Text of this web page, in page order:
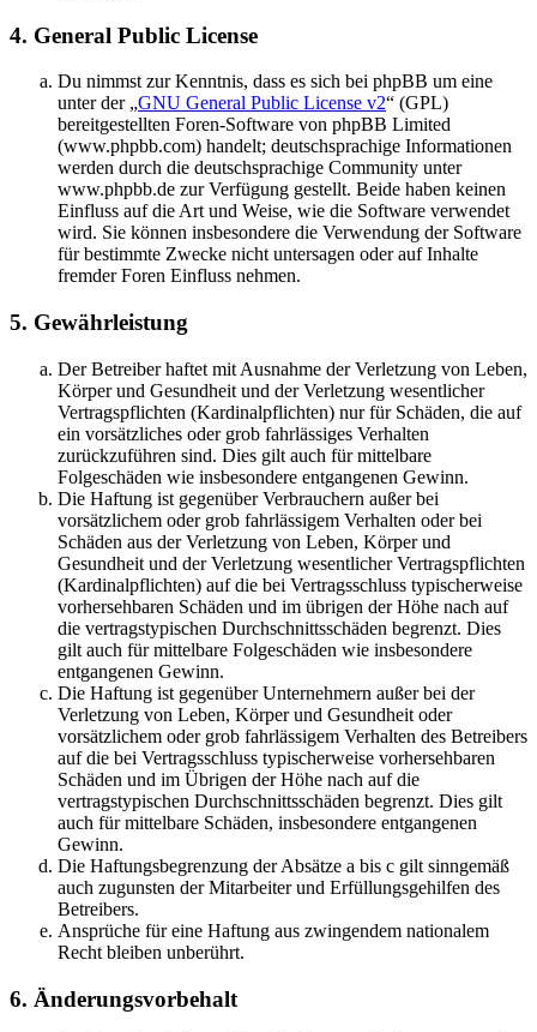
4. General Public License
Du nimmst zur Kenntnis, dass es sich bei phpBB um eine
unter der „GNU General Public License v2“ (GPL)
bereitgestellten Foren-Software von phpBB Limited
(www.phpbb.com) handelt; deutschsprachige Informationen
werden durch die deutschsprachige Community unter
www.phpbb.de zur Verfügung gestellt. Beide haben keinen
Einfluss auf die Art und Weise, wie die Software verwendet
wird. Sie können insbesondere die Verwendung der Software
für bestimmte Zwecke nicht untersagen oder auf Inhalte
fremder Foren Einfluss nehmen.
5. Gewährleistung
Der Betreiber haftet mit Ausnahme der Verletzung von Leben,
Körper und Gesundheit und der Verletzung wesentlicher
Vertragspflichten (Kardinalpflichten) nur für Schäden, die auf
ein vorsätzliches oder grob fahrlässiges Verhalten
zurückzuführen sind. Dies gilt auch für mittelbare
Folgeschäden wie insbesondere entgangenen Gewinn.
Die Haftung ist gegenüber Verbrauchern außer bei
vorsätzlichem oder grob fahrlässigem Verhalten oder bei
Schäden aus der Verletzung von Leben, Körper und
Gesundheit und der Verletzung wesentlicher Vertragspflichten
(Kardinalpflichten) auf die bei Vertragsschluss typischerweise
vorhersehbaren Schäden und im übrigen der Höhe nach auf
die vertragstypischen Durchschnittsschäden begrenzt. Dies
gilt auch für mittelbare Folgeschäden wie insbesondere
entgangenen Gewinn.
Die Haftung ist gegenüber Unternehmern außer bei der
Verletzung von Leben, Körper und Gesundheit oder
vorsätzlichem oder grob fahrlässigem Verhalten des Betreibers
auf die bei Vertragsschluss typischerweise vorhersehbaren
Schäden und im Übrigen der Höhe nach auf die
vertragstypischen Durchschnittsschäden begrenzt. Dies gilt
auch für mittelbare Schäden, insbesondere entgangenen
Gewinn.
Die Haftungsbegrenzung der Absätze a bis c gilt sinngemäß
auch zugunsten der Mitarbeiter und Erfüllungsgehilfen des
Betreibers.
Ansprüche für eine Haftung aus zwingendem nationalem
Recht bleiben unberührt.
6. Änderungsvorbehalt